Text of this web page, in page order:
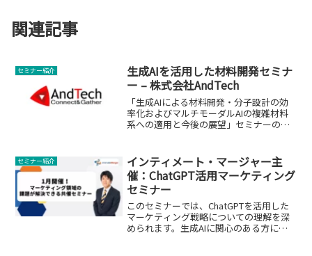
関連記事
セミナー紹介
生成AIを活用した材料開発セミナ
ー – 株式会社AndTech
「生成AIによる材料開発・分子設計の効
率化およびマルチモーダルAIの複雑材料
系への適用と今後の展望」セミナーの要
セミナー紹介
インティメート・マージャー主
催：ChatGPT活用マーケティング
セミナー
このセミナーでは、ChatGPTを活用した
マーケティング戦略についての理解を深
められます。生成AIに関心のある方にと